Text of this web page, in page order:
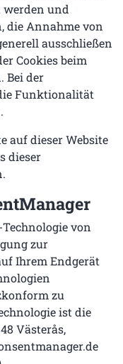
werden und
die Annahme von
ausschließen
Cookies beim
Bei der
Funktionalität
auf dieser Website
dieser
von
zur
Ihrem Endgerät
zu
ist die
Västerås,